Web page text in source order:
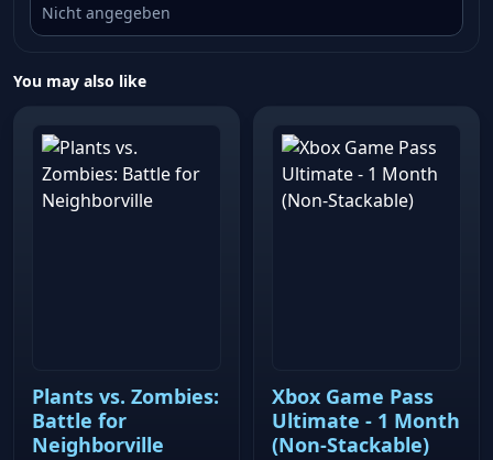
Nicht angegeben
You may also like
Plants vs. Zombies:
Battle for
Neighborville
Xbox Game Pass
Ultimate - 1 Month
(Non-Stackable)